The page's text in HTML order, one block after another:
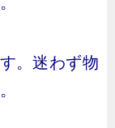
。迷わず物